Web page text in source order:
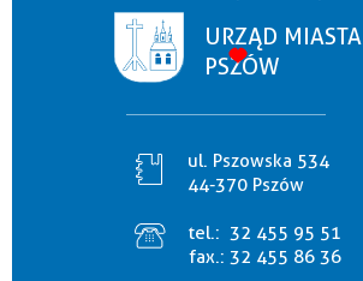
URZĄD MIASTA
PSZÓW
ul. Pszowska 534
44-370 Pszów
tel.: 32 455 95 51
fax.: 32 455 86 36